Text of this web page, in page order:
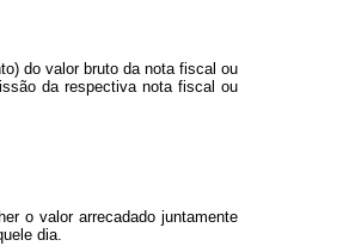
do valor bruto da nota fiscal ou
da respectiva nota fiscal ou
o valor arrecadado juntamente
dia.